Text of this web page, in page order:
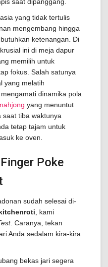
yang tidak tertulis
mengembang hingga
ketenangan. Di
ini di meja dapur
memilih untuk
fokus. Salah satunya
yang melatih
dinamika pola
yang menuntut
saat tiba waktunya
tetap tajam untuk
ke oven.
Poke
sudah selesai di-
, kami
. Caranya, tekan
Anda sedalam kira-kira
bekas jari segera